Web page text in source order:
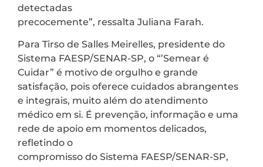
detectadas
precocemente”, ressalta Juliana Farah.
Para Tirso de Salles Meirelles, presidente do
Sistema FAESP/SENAR-SP, o “’Semear é
Cuidar” é motivo de orgulho e grande
satisfação, pois oferece cuidados abrangentes
e integrais, muito além do atendimento
médico em si. É prevenção, informação e uma
rede de apoio em momentos delicados,
refletindo o
compromisso do Sistema FAESP/SENAR-SP,